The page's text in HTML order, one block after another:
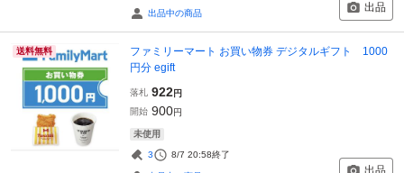
出品中の商品 出品
送料無料
ファミリーマート お買い物券 デジタルギフト 1000
円分 egift
落札 922円
開始 900円
未使用
3 8/7 20:58終了
出品